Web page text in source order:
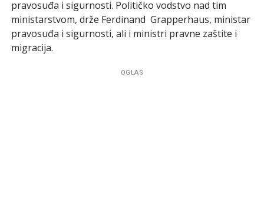
pravosuđa i sigurnosti. Političko vodstvo nad tim
ministarstvom, drže Ferdinand Grapperhaus, ministar
pravosuđa i sigurnosti, ali i ministri pravne zaštite i
migracija.
OGLAS